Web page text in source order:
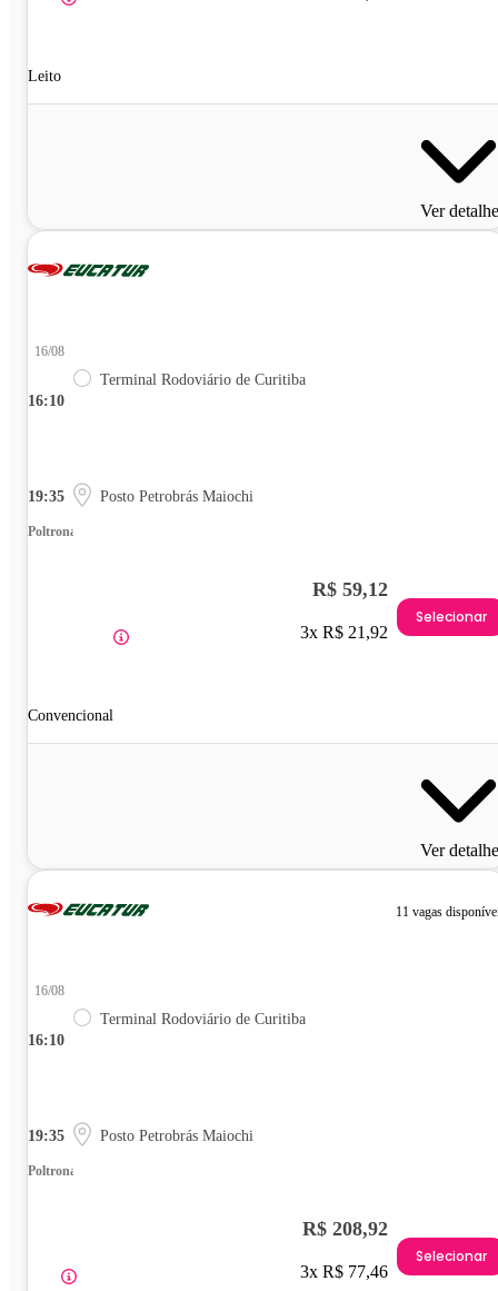
Leito
Ver
16:10
16/08
Terminal Rodoviário de Curitiba
19:35 Posto Petrobrás Maiochi
Poltrona
Convencional
R$ 59,12
3x R$ 21,92
Selecionar
Ver
11 vagas
16:10
16/08
Terminal Rodoviário de Curitiba
19:35 Posto Petrobrás Maiochi
Poltrona
R$ 208,92
3x R$ 77,46
Selecionar